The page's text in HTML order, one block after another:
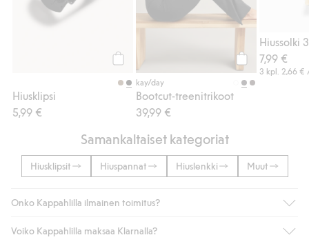
Hiusklipsi
5,99 €
Osta
kay/day
Bootcut-treenitrikoot
39,99 €
Hiussolki
7,99 €
3 kpl.2,66 €
Samankaltaiset kategoriat
Hiusklipsit Hiuspannat Hiuslenkki Muut
Onko Kappahlilla ilmainen toimitus?
Jos olet Kappahl Clubin jäsen, saat aina ilmaisen toimituksen
Voiko Kappahlilla maksaa Klarnalla?